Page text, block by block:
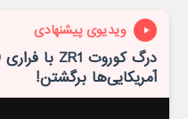
ویدیوی پیشنهادی
آمریکایی‌ها برگشتن!